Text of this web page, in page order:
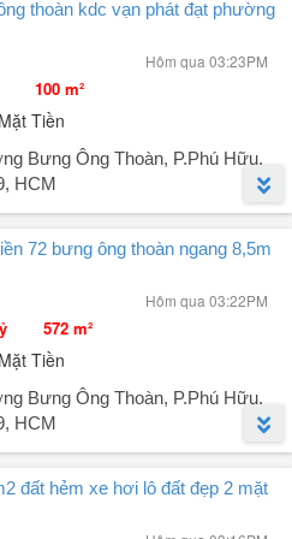
Hát, Phường Long Trường.
đã có sẵn 126,6m² đất ở tại đô
tiền kinh doanh, CHDV.
sang tên.
thoàn kdc vạn phát đạt phường
Hôm qua 03:23PM
100 m²
Tiền
Bưng Ông Thoàn, P.Phú Hữu,
HCM
đăng)
Ông Thoàn KDC VẠN PHÁT
Bưng Ông Thoàn, P. Phú
Long Trường TPHCM )
vắn.
sổ hồng riêng cá nhân, xây
Cao, gần Quận 2. Thích hợp kinh
xây dựng ...
72 bưng ông thoàn ngang 8,5m
Hôm qua 03:22PM
572 m²
Tiền
Bưng Ông Thoàn, P.Phú Hữu,
HCM
Ông Thoàn - góc Liên Phường.
đất hẻm xe hơi lô đất đẹp 2 mặt